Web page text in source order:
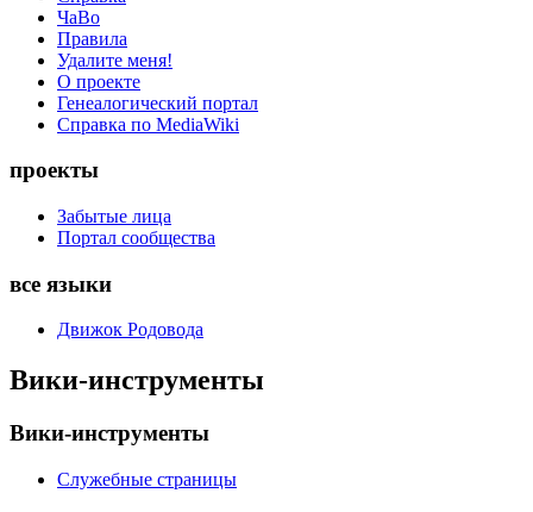
ЧаВо
Правила
Удалите меня!
О проекте
Генеалогический портал
Справка по MediaWiki
проекты
Забытые лица
Портал сообщества
все языки
Движок Родовода
Вики-инструменты
Вики-инструменты
Служебные страницы